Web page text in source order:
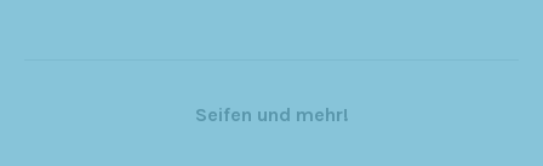
Seifen und mehr!